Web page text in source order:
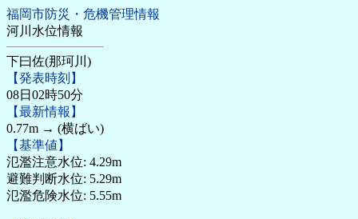
福岡市防災・危機管理情報
河川水位情報
下曰佐(那珂川)
【発表時刻】
08日02時50分
【最新情報】
0.77m → (横ばい)
【基準値】
氾濫注意水位: 4.29m
避難判断水位: 5.29m
氾濫危険水位: 5.55m